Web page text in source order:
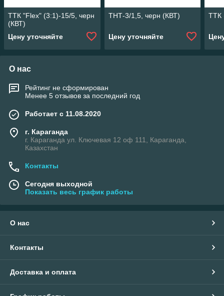
ТТК "Flex" (3:1)-15/5, черн
(КВТ)
Цену уточняйте
ТНТ-3/1,5, черн (КВТ)
Цену уточняйте
ТТК
О нас
Рейтинг не сформирован
Менее 5 отзывов за последний год
Работает с 11.08.2020
г. Караганда
г. Караганда ул. Ключевая 12 оф 111, Караганда,
Казахстан
Контакты
Сегодня выходной
Показать весь график работы
О нас
Контакты
Доставка и оплата